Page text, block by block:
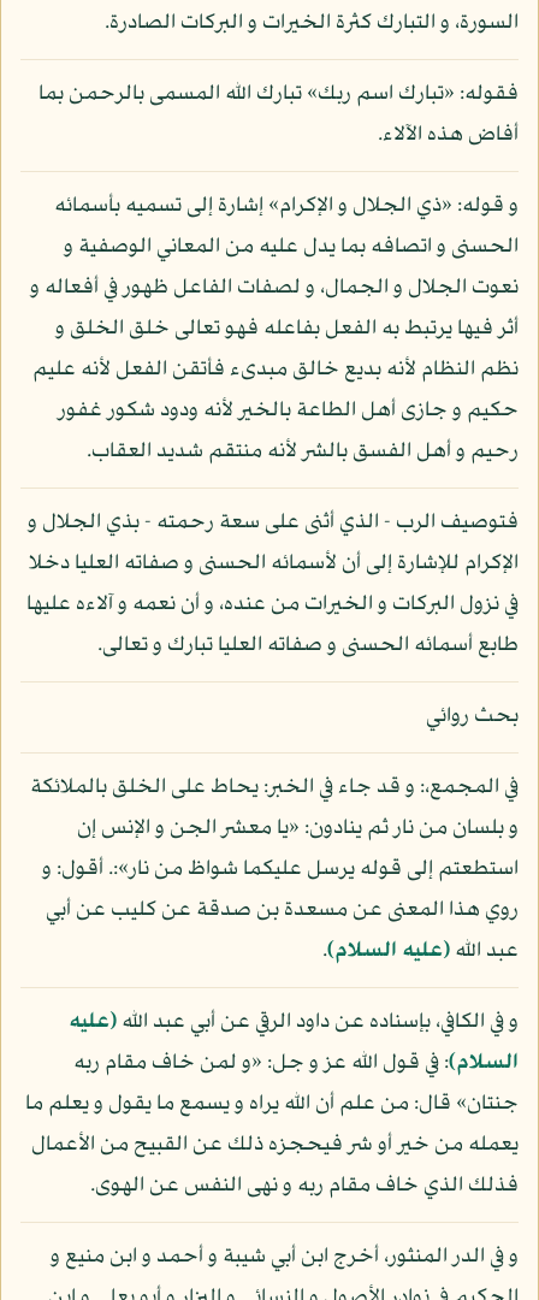
السورة، و التبارك كثرة الخيرات و البركات الصادرة.
فقوله: «تبارك اسم ربك» تبارك الله المسمى بالرحمن بما
أفاض هذه الآلاء.
و قوله: «ذي الجلال و الإكرام» إشارة إلى تسميه بأسمائه
الحسنى و اتصافه بما يدل عليه من المعاني الوصفية و
نعوت الجلال و الجمال، و لصفات الفاعل ظهور في أفعاله و
أثر فيها يرتبط به الفعل بفاعله فهو تعالى خلق الخلق و
نظم النظام لأنه بديع خالق مبدىء فأتقن الفعل لأنه عليم
حكيم و جازى أهل الطاعة بالخير لأنه ودود شكور غفور
رحيم و أهل الفسق بالشر لأنه منتقم شديد العقاب.
فتوصيف الرب - الذي أثنى على سعة رحمته - بذي الجلال و
الإكرام للإشارة إلى أن لأسمائه الحسنى و صفاته العليا دخلا
في نزول البركات و الخيرات من عنده، و أن نعمه و آلاءه عليها
طابع أسمائه الحسنى و صفاته العليا تبارك و تعالى.
بحث روائي
في المجمع،: و قد جاء في الخبر: يحاط على الخلق بالملائكة
و بلسان من نار ثم ينادون: «يا معشر الجن و الإنس إن
استطعتم إلى قوله يرسل عليكما شواظ من نار»:. أقول: و
روي هذا المعنى عن مسعدة بن صدقة عن كليب عن أبي
عبد الله(عليه السلام).
و في الكافي، بإسناده عن داود الرقي عن أبي عبد الله(عليه
السلام): في قول الله عز و جل: «و لمن خاف مقام ربه
جنتان» قال: من علم أن الله يراه و يسمع ما يقول و يعلم ما
يعمله من خير أو شر فيحجزه ذلك عن القبيح من الأعمال
فذلك الذي خاف مقام ربه و نهى النفس عن الهوى.
و في الدر المنثور، أخرج ابن أبي شيبة و أحمد و ابن منيع و